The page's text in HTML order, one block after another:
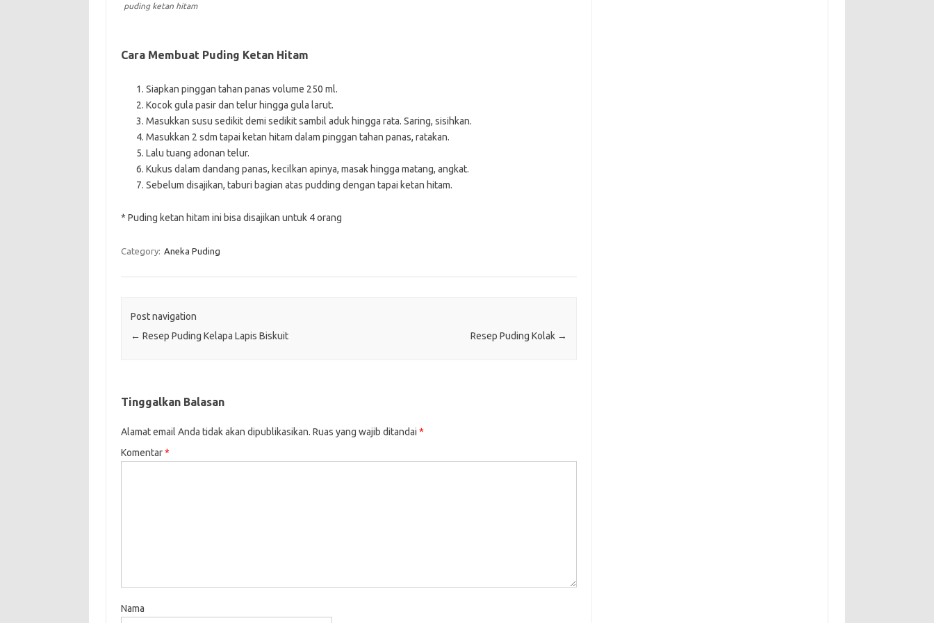
puding ketan hitam
Cara Membuat Puding Ketan Hitam
Siapkan pinggan tahan panas volume 250 ml.
Kocok gula pasir dan telur hingga gula larut.
Masukkan susu sedikit demi sedikit sambil aduk hingga rata. Saring, sisihkan.
Masukkan 2 sdm tapai ketan hitam dalam pinggan tahan panas, ratakan.
Lalu tuang adonan telur.
Kukus dalam dandang panas, kecilkan apinya, masak hingga matang, angkat.
Sebelum disajikan, taburi bagian atas pudding dengan tapai ketan hitam.
* Puding ketan hitam ini bisa disajikan untuk 4 orang
Category: Aneka Puding
Post navigation
← Resep Puding Kelapa Lapis Biskuit Resep Puding Kolak →
Tinggalkan Balasan
Alamat email Anda tidak akan dipublikasikan. Ruas yang wajib ditandai *
Komentar*
Nama